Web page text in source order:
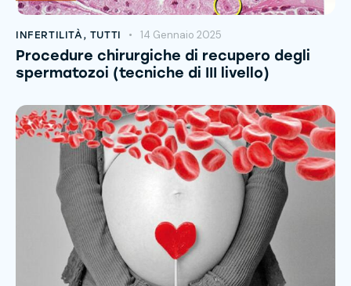
INFERTILITÀ , TUTTI 14 Gennaio 2025
Procedure chirurgiche di recupero degli
spermatozoi (tecniche di III livello)